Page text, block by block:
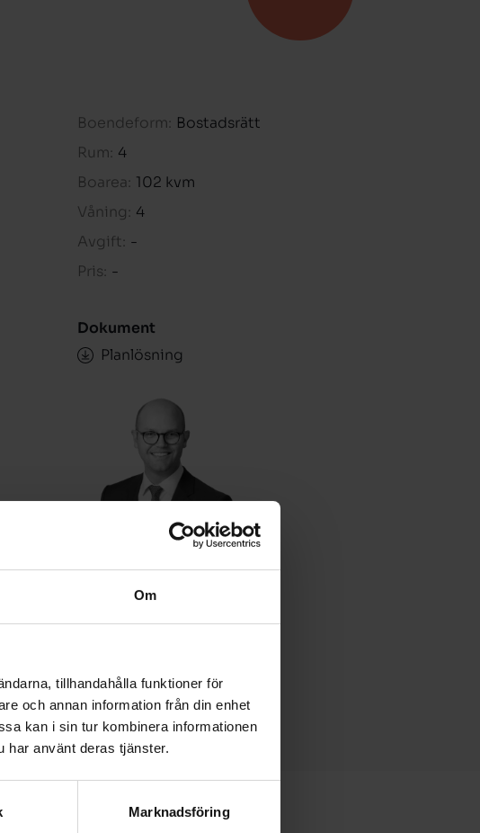
Om
tillhandahålla funktioner för
och annan information från din enhet
kan i sin tur kombinera informationen
har använt deras tjänster.
Marknadsföring
Boendeform: Bostadsrätt
Rum: 4
Boarea: 102 kvm
Våning: 4
Avgift: -
Pris: -
Dokument
Planlösning
Andreas Szalkowski